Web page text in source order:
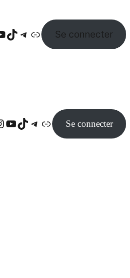
TikTok Telegram Lien Se connecter
YouTube TikTok Telegram Lien Se connecter